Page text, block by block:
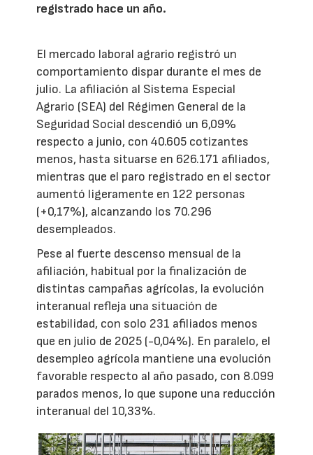
registrado hace un año.
El mercado laboral agrario registró un
comportamiento dispar durante el mes de
julio. La afiliación al Sistema Especial
Agrario (SEA) del Régimen General de la
Seguridad Social descendió un 6,09%
respecto a junio, con 40.605 cotizantes
menos, hasta situarse en 626.171 afiliados,
mientras que el paro registrado en el sector
aumentó ligeramente en 122 personas
(+0,17%), alcanzando los 70.296
desempleados.
Pese al fuerte descenso mensual de la
afiliación, habitual por la finalización de
distintas campañas agrícolas, la evolución
interanual refleja una situación de
estabilidad, con solo 231 afiliados menos
que en julio de 2025 (-0,04%). En paralelo, el
desempleo agrícola mantiene una evolución
favorable respecto al año pasado, con 8.099
parados menos, lo que supone una reducción
interanual del 10,33%.